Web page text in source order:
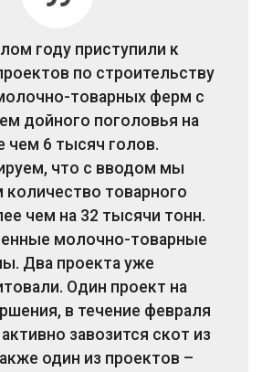
году приступили к
по строительству
товарных ферм с
дойного поголовья на
чем 6 тысяч голов.
что с вводом мы
количество товарного
чем на 32 тысячи тонн.
молочно-товарные
Два проекта уже
Один проект на
в течение февраля
завозится скот из
один из проектов –